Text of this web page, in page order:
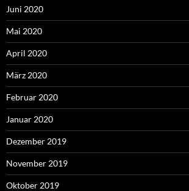
Juni 2020
Mai 2020
April 2020
März 2020
Februar 2020
Januar 2020
Dezember 2019
November 2019
Oktober 2019